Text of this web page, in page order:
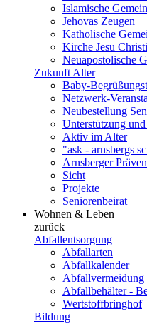
Islamische
Jehovas Zeugen
Katholische
Kirche Jesu
Neuapostolische
Zukunft Alter
Baby-
Netzwerk-
Neubestellung
Unterstützung
Aktiv im Alter
"ask - arnsbergs
Arnsberger
Sicht
Projekte
Seniorenbeirat
Wohnen & Leben
zurück
Abfallentsorgung
Abfallarten
Abfallkalender
Abfallvermeidung
Abfallbehälter -
Wertstoffbringhof
Bildung